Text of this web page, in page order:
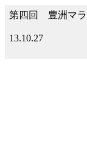
第四回 豊洲マラ
13.10.27